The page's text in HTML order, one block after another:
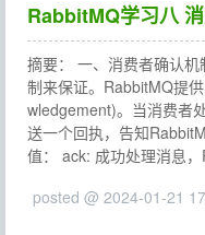
RabbitMQ学习八
摘要： 一、消费者确认
制来保证。RabbitMQ提
wledgement)。当消费者
送一个回执，告知
值： ack: 成功处理消息
posted @ 2024-01-21